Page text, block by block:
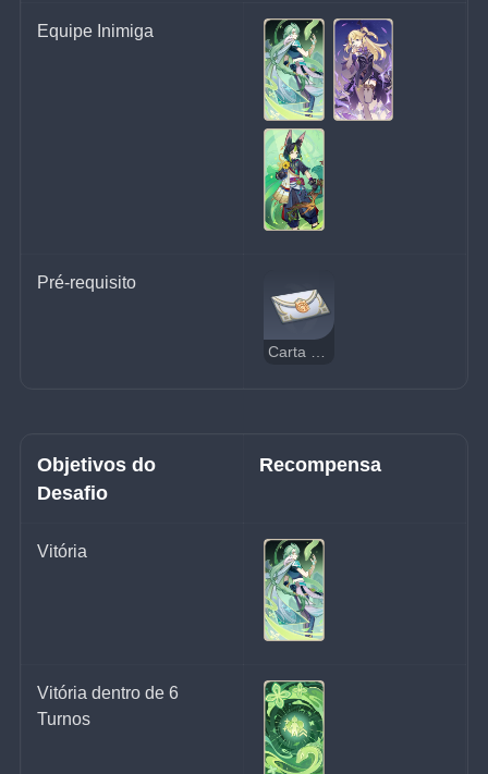
Equipe Inimiga
Pré-requisito
Carta de Convite
Objetivos do
Desafio
Recompensa
Vitória
Vitória dentro de 6
Turnos